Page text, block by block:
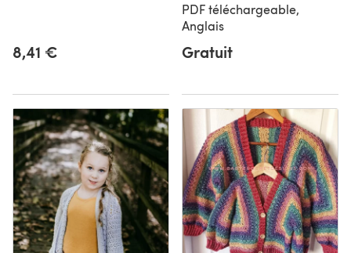
8,41 €
PDF téléchargeable,
Anglais
Gratuit